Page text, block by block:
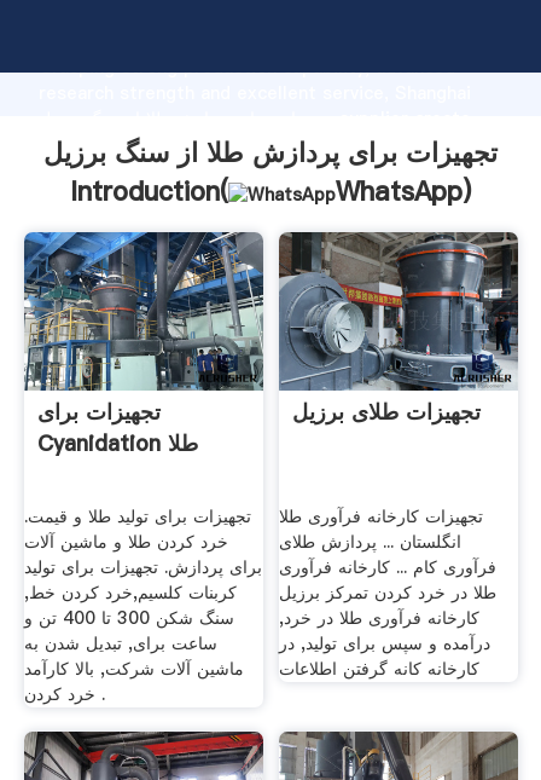
Grasping strong production capability, advanced
the value and bring values to all of customers.
تجهیزات برای پردازش طلا از سنگ برزیل
Introduction(
WhatsApp)
تجهیزات برای
Cyanidation طلا
تجهیزات برای تولید طلا و قیمت.
خرد کردن طلا و ماشین آلات
برای پردازش. تجهیزات برای تولید
کربنات کلسیم,خرد کردن خط,
سنگ شکن 300 تا 400 تن و
ساعت برای, تبدیل شدن به
ماشین آلات شرکت, بالا کارآمد
خرد کردن .
تجهیزات طلای برزیل
تجهیزات کارخانه فرآوری طلا
انگلستان ... پردازش طلای
فرآوری کام ... کارخانه فرآوری
طلا در خرد کردن تمرکز برزیل
کارخانه فرآوری طلا در خرد,
درآمده و سپس برای تولید, در
کارخانه کانه گرفتن اطلاعات